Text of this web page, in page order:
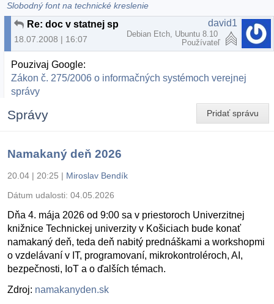
Slobodný font na technické kreslenie
Re: doc v statnej sprave
18.07.2008 | 16:07
david1
Debian Etch, Ubuntu 8.10
Používateľ
Pouzivaj Google:
Zákon č. 275/2006 o informačných systémoch verejnej
správy
Pridať správu
Správy
Namakaný deň 2026
20.04 | 20:25 | Miroslav Bendík
Dátum udalosti: 04.05.2026
Dňa 4. mája 2026 od 9:00 sa v priestoroch Univerzitnej
knižnice Technickej univerzity v Košiciach bude konať
namakaný deň, teda deň nabitý prednáškami a workshopmi
o vzdelávaní v IT, programovaní, mikrokontroléroch, AI,
bezpečnosti, IoT a o ďalších témach.
Zdroj: namakanyden.sk